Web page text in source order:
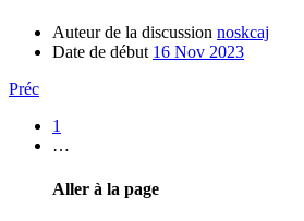
Auteur de la discussion noskcaj
Date de début 16 Nov 2023
Préc
1
…
Aller à la page